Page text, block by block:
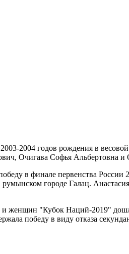
2004 годов рождения в весовой
Очигава Софья Альбертовна и
в финале первенства России
городе Галац.
женщин "Кубок Наций-2019"
победу в виду отказа